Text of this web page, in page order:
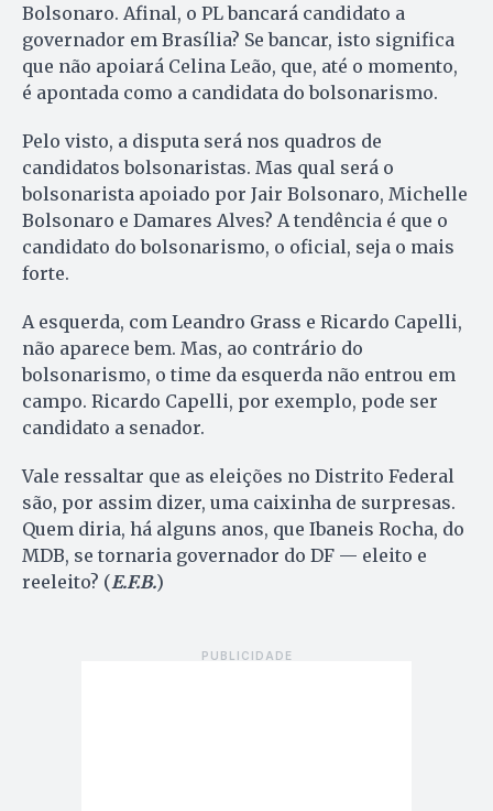
Bolsonaro. Afinal, o PL bancará candidato a
governador em Brasília? Se bancar, isto significa
que não apoiará Celina Leão, que, até o momento,
é apontada como a candidata do bolsonarismo.
Pelo visto, a disputa será nos quadros de
candidatos bolsonaristas. Mas qual será o
bolsonarista apoiado por Jair Bolsonaro, Michelle
Bolsonaro e Damares Alves? A tendência é que o
candidato do bolsonarismo, o oficial, seja o mais
forte.
A esquerda, com Leandro Grass e Ricardo Capelli,
não aparece bem. Mas, ao contrário do
bolsonarismo, o time da esquerda não entrou em
campo. Ricardo Capelli, por exemplo, pode ser
candidato a senador.
Vale ressaltar que as eleições no Distrito Federal
são, por assim dizer, uma caixinha de surpresas.
Quem diria, há alguns anos, que Ibaneis Rocha, do
MDB, se tornaria governador do DF — eleito e
reeleito? (E.F.B.)